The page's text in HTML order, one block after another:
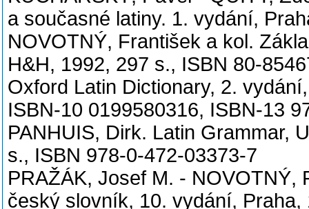
a současné latiny. 1. vydání,
NOVOTNÝ, František a kol.
H&H, 1992, 297 s., ISBN 80-
Oxford Latin Dictionary, 2.
ISBN-10 0199580316, ISBN-13
PANHUIS, Dirk. Latin Grammar,
s., ISBN 978-0-472-03373-7
PRAŽÁK, Josef M. - NOVOTNÝ,
český slovník, 10. vydání, Praha,